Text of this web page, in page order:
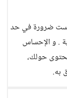
ضرورة في حد
. و الإحساس
حولك،
به.